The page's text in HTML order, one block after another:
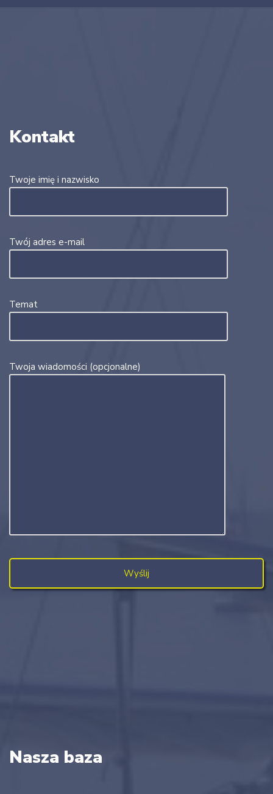
Kontakt
Twoje imię i nazwisko
Twój adres e-mail
Temat
Twoja wiadomości (opcjonalne)
Nasza baza